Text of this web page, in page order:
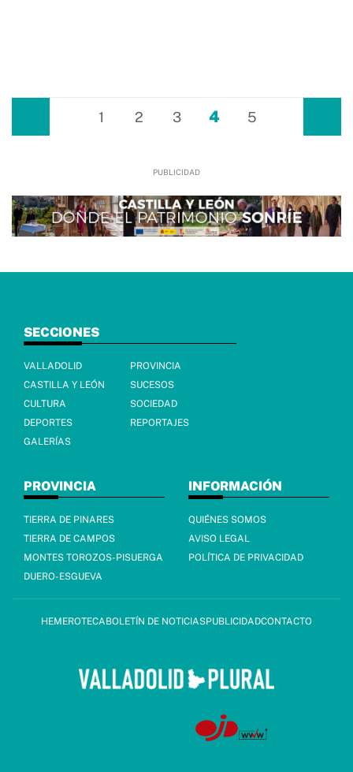
1 2 3 4 5
SECCIONES
VALLADOLID
PROVINCIA
CASTILLA Y LEÓN
SUCESOS
CULTURA
SOCIEDAD
DEPORTES
REPORTAJES
GALERÍAS
PROVINCIA
TIERRA DE PINARES
TIERRA DE CAMPOS
MONTES TOROZOS-PISUERGA
DUERO-ESGUEVA
INFORMACIÓN
QUIÉNES SOMOS
AVISO LEGAL
POLÍTICA DE PRIVACIDAD
HEMEROTECABOLETÍN DE NOTICIASPUBLICIDADCONTACTO